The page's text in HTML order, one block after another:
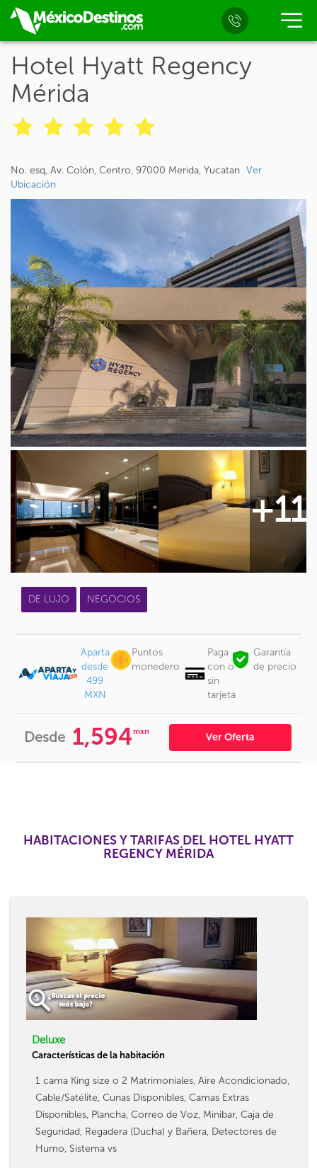
Hotel Hyatt Regency
Mérida
No. esq, Av. Colón, Centro, 97000 Merida, Yucatan Ver
Ubicación
+11
DE LUJO NEGOCIOS
Aparta
desde
499
MXN
Puntos
monedero
Paga
con o
sin
tarjeta
Garantía
de precio
Desde 1,594mxn Ver Oferta
HABITACIONES Y TARIFAS DEL HOTEL HYATT
REGENCY MÉRIDA
Deluxe
Características de la habitación
1 cama King size o 2 Matrimoniales, Aire Acondicionado,
Cable/Satélite, Cunas Disponibles, Camas Extras
Disponibles, Plancha, Correo de Voz, Minibar, Caja de
Seguridad, Regadera (Ducha) y Bañera, Detectores de
Humo, Sistema vs